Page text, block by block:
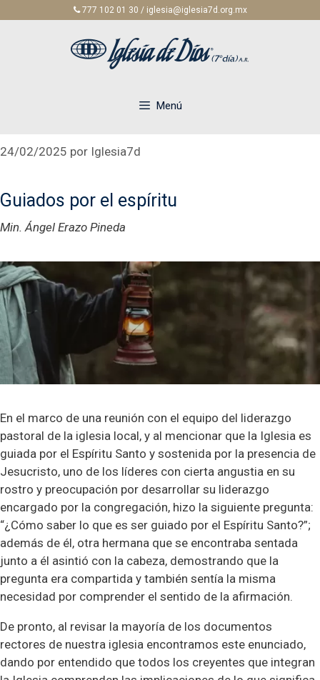
777 102 01 30 / iglesia@iglesia7d.org.mx
Menú
24/02/2025 por Iglesia7d
Guiados por el espíritu
Min. Ángel Erazo Pineda
En el marco de una reunión con el equipo del liderazgo
pastoral de la iglesia local, y al mencionar que la Iglesia es
guiada por el Espíritu Santo y sostenida por la presencia de
Jesucristo, uno de los líderes con cierta angustia en su
rostro y preocupación por desarrollar su liderazgo
encargado por la congregación, hizo la siguiente pregunta:
“¿Cómo saber lo que es ser guiado por el Espíritu Santo?”;
además de él, otra hermana que se encontraba sentada
junto a él asintió con la cabeza, demostrando que la
pregunta era compartida y también sentía la misma
necesidad por comprender el sentido de la afirmación.
De pronto, al revisar la mayoría de los documentos
rectores de nuestra iglesia encontramos este enunciado,
dando por entendido que todos los creyentes que integran